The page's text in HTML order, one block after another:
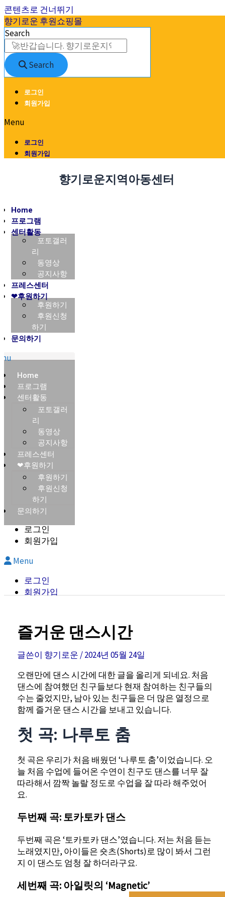
콘텐츠로 건너뛰기
향기로운 후원쇼핑몰
Search
Search
로그인
회원가입
Menu
로그인
회원가입
향기로운지역아동센터
Home
프로그램
센터활동
포토갤러
리
동영상
공지사항
프레스센터
❤후원하기
후원하기
후원신청
하기
문의하기
Home
프로그램
센터활동
포토갤러
리
동영상
공지사항
프레스센터
❤후원하기
후원하기
후원신청
하기
문의하기
로그인
회원가입
Menu
로그인
회원가입
즐거운 댄스시간
글쓴이 향기로운 /2024년 05월 24일
오랜만에 댄스 시간에 대한 글을 올리게 되네요. 처음
댄스에 참여했던 친구들보다 현재 참여하는 친구들의
수는 줄었지만, 남아 있는 친구들은 더 많은 열정으로
함께 즐거운 댄스 시간을 보내고 있습니다.
첫 곡: 나루토 춤
첫 곡은 우리가 처음 배웠던 ‘나루토 춤’이었습니다. 오
늘 처음 수업에 들어온 수연이 친구도 댄스를 너무 잘
따라해서 깜짝 놀랄 정도로 수업을 잘 따라 해주었어
요.
두번째 곡: 토카토카 댄스
두번째 곡은 ‘토카토카 댄스’였습니다. 저는 처음 듣는
노래였지만, 아이들은 숏츠(Shorts)로 많이 봐서 그런
지 이 댄스도 엄청 잘 하더라구요.
세번째 곡: 아일릿의 ‘Magnetic’